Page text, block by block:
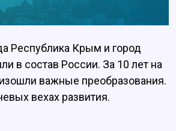
Республика Крым и город
в состав России. За 10 лет на
важные преобразования.
вехах развития.